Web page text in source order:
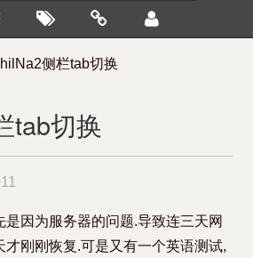
侧栏tab切换
tab切换
是因为服务器的问题.导致连三天网
才刚刚恢复.可是又有一个英语测试,